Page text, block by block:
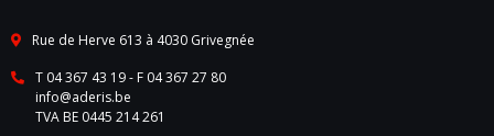
Rue de Herve 613 à 4030 Grivegnée
T 04 367 43 19- F 04 367 27 80
info@aderis.be
TVA BE 0445 214 261